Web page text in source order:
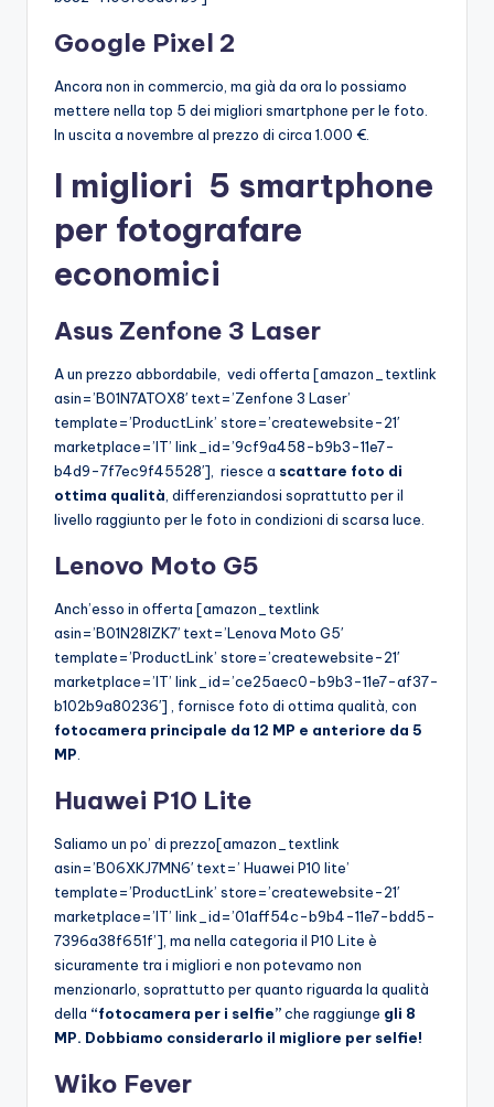
Google Pixel 2
Ancora non in commercio, ma già da ora lo possiamo
mettere nella top 5 dei migliori smartphone per le foto.
In uscita a novembre al prezzo di circa 1.000 €.
I migliori 5 smartphone
per fotografare
economici
Asus Zenfone 3 Laser
A un prezzo abbordabile, vedi offerta [amazon_textlink
asin=’B01N7ATOX8′ text=’Zenfone 3 Laser’
template=’ProductLink’ store=’createwebsite-21′
marketplace=’IT’ link_id=’9cf9a458-b9b3-11e7-
b4d9-7f7ec9f45528′], riesce a scattare foto di
ottima qualità, differenziandosi soprattutto per il
livello raggiunto per le foto in condizioni di scarsa luce.
Lenovo Moto G5
Anch’esso in offerta [amazon_textlink
asin=’B01N28IZK7′ text=’Lenova Moto G5′
template=’ProductLink’ store=’createwebsite-21′
marketplace=’IT’ link_id=’ce25aec0-b9b3-11e7-af37-
b102b9a80236′] , fornisce foto di ottima qualità, con
fotocamera principale da 12 MP e anteriore da 5
MP.
Huawei P10 Lite
Saliamo un po’ di prezzo[amazon_textlink
asin=’B06XKJ7MN6′ text=’ Huawei P10 lite’
template=’ProductLink’ store=’createwebsite-21′
marketplace=’IT’ link_id=’01aff54c-b9b4-11e7-bdd5-
7396a38f651f’], ma nella categoria il P10 Lite è
sicuramente tra i migliori e non potevamo non
menzionarlo, soprattutto per quanto riguarda la qualità
della “fotocamera per i selfie”che raggiunge gli 8
MP. Dobbiamo considerarlo il migliore per selfie!
Wiko Fever